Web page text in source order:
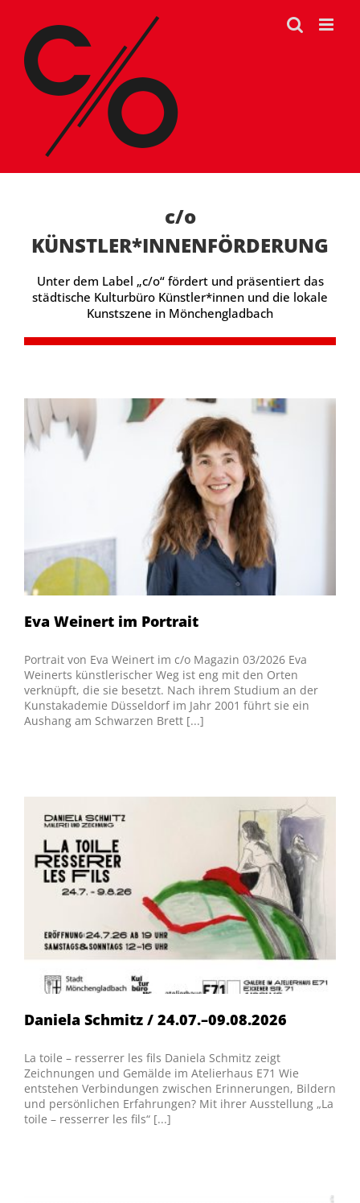
springen
c/o
KÜNSTLER*INNENFÖRDERUNG
Unter dem Label „c/o“ fördert und präsentiert das
städtische Kulturbüro Künstler*innen und die lokale
Kunstszene in Mönchengladbach
Eva Weinert im Portrait
Portrait von Eva Weinert im c/o Magazin 03/2026 Eva
Weinerts künstlerischer Weg ist eng mit den Orten
verknüpft, die sie besetzt. Nach ihrem Studium an der
Kunstakademie Düsseldorf im Jahr 2001 führt sie ein
Aushang am Schwarzen Brett [...]
Daniela Schmitz / 24.07.–09.08.2026
La toile – resserrer les fils Daniela Schmitz zeigt
Zeichnungen und Gemälde im Atelierhaus E71 Wie
entstehen Verbindungen zwischen Erinnerungen, Bildern
und persönlichen Erfahrungen? Mit ihrer Ausstellung „La
toile – resserrer les fils“ [...]